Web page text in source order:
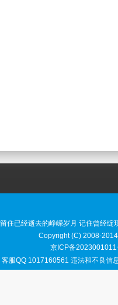
留住已经逝去的峥嵘岁月 记住曾经绽
Copyright (C) 2008-
京ICP备
客服QQ 1017160561 违法和不良信